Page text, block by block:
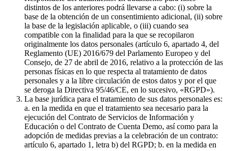
distintos de los anteriores podrá llevarse a cabo: (i) sobre la
base de la obtención de un consentimiento adicional, (ii) sobre
la base de la legislación aplicable, o (iii) cuando sea
compatible con la finalidad para la que se recopilaron
originalmente los datos personales (artículo 6, apartado 4, del
Reglamento (UE) 2016/679 del Parlamento Europeo y del
Consejo, de 27 de abril de 2016, relativo a la protección de las
personas físicas en lo que respecta al tratamiento de datos
personales y a la libre circulación de estos datos y por el que
se deroga la Directiva 95/46/CE, en lo sucesivo, «RGPD»).
La base jurídica para el tratamiento de sus datos personales es:
a. en la medida en que el tratamiento sea necesario para la
ejecución del Contrato de Servicios de Información y
Educación o del Contrato de Cuenta Demo, así como para la
adopción de medidas previas a la celebración de un contrato:
artículo 6, apartado 1, letra b) del RGPD; b. en la medida en